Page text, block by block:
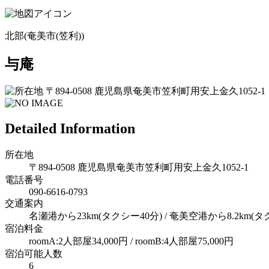
北部(奄美市(笠利))
与庵
〒894-0508 鹿児島県奄美市笠利町用安上金久1052-1
Detailed Information
所在地
〒894-0508 鹿児島県奄美市笠利町用安上金久1052-1
電話番号
090‐6616‐0793
交通案内
名瀬港から23km(タクシー40分) / 奄美空港から8.2km(タ
宿泊料金
roomA:2人部屋34,000円 / roomB:4人部屋75,000円
宿泊可能人数
6